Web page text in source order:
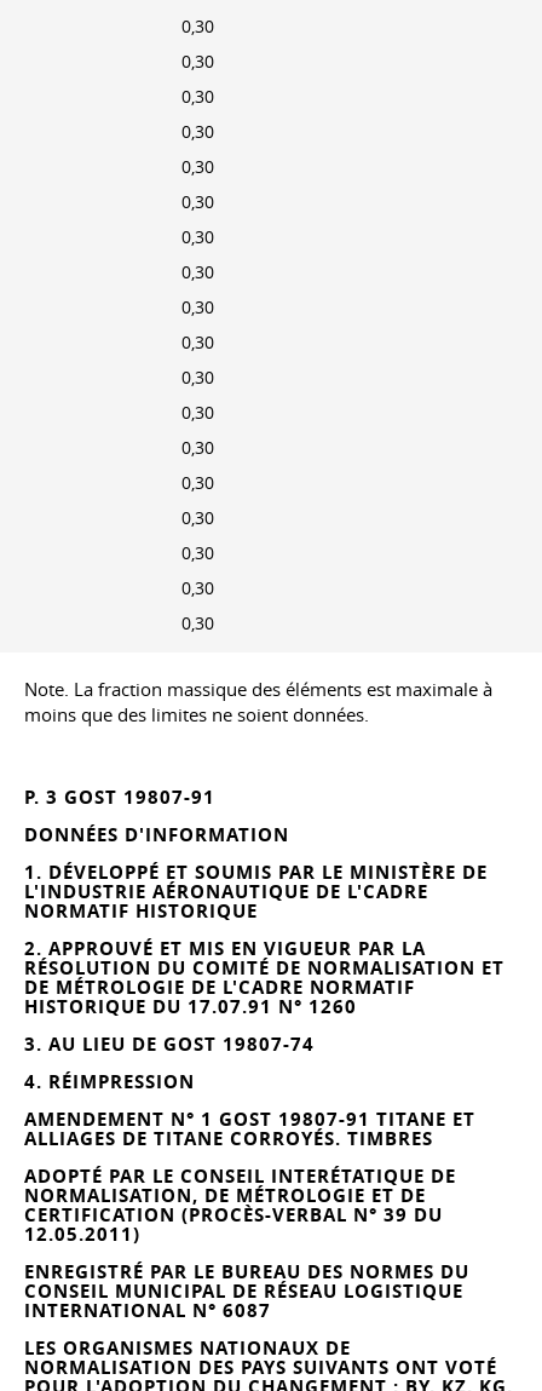
0,30
0,30
0,30
0,30
0,30
0,30
0,30
0,30
0,30
0,30
0,30
0,30
0,30
0,30
0,30
0,30
0,30
0,30
Note. La fraction massique des éléments est maximale à
moins que des limites ne soient données.
P. 3 GOST 19807-91
DONNÉES D'INFORMATION
1. DÉVELOPPÉ ET SOUMIS PAR LE MINISTÈRE DE
L'INDUSTRIE AÉRONAUTIQUE DE L'CADRE
NORMATIF HISTORIQUE
2. APPROUVÉ ET MIS EN VIGUEUR PAR LA
RÉSOLUTION DU COMITÉ DE NORMALISATION ET
DE MÉTROLOGIE DE L'CADRE NORMATIF
HISTORIQUE DU 17.07.91 N° 1260
3. AU LIEU DE GOST 19807-74
4. RÉIMPRESSION
AMENDEMENT N° 1 GOST 19807-91 TITANE ET
ALLIAGES DE TITANE CORROYÉS. TIMBRES
ADOPTÉ PAR LE CONSEIL INTERÉTATIQUE DE
NORMALISATION, DE MÉTROLOGIE ET DE
CERTIFICATION (PROCÈS-VERBAL N° 39 DU
12.05.2011)
ENREGISTRÉ PAR LE BUREAU DES NORMES DU
CONSEIL MUNICIPAL DE RÉSEAU LOGISTIQUE
INTERNATIONAL N° 6087
LES ORGANISMES NATIONAUX DE
NORMALISATION DES PAYS SUIVANTS ONT VOTÉ